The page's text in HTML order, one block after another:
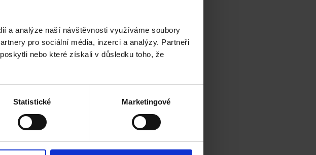
a analýze naší návštěvnosti využíváme soubory
pro sociální média, inzerci a analýzy. Partneři
nebo které získali v důsledku toho, že
Statistické Marketingové